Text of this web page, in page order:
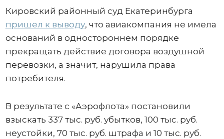
Кировский районный суд Екатеринбурга
пришел к выводу, что авиакомпания не имела
оснований в одностороннем порядке
прекращать действие договора воздушной
перевозки, а значит, нарушила права
потребителя.
В результате с «Аэрофлота» постановили
взыскать 337 тыс. руб. убытков, 100 тыс. руб.
неустойки, 70 тыс. руб. штрафа и 10 тыс. руб.